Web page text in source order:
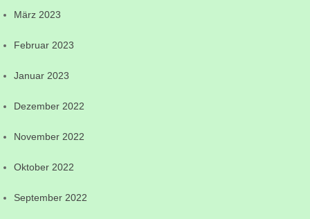
März 2023
Februar 2023
Januar 2023
Dezember 2022
November 2022
Oktober 2022
September 2022